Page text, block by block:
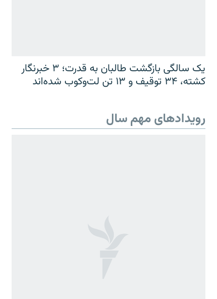
یک سالگی بازگشت طالبان به قدرت؛ ۳ خبرنگار
کشته، ۳۴ توقیف و ۱۳ تن لت‌وکوب شده‌اند
رویدادهای مهم سال